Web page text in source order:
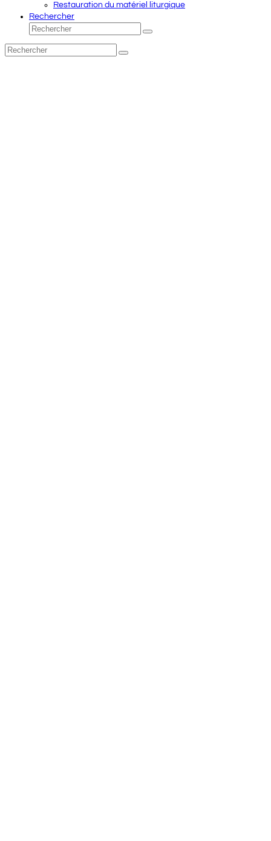
Restauration du matériel liturgique
Rechercher
Rechercher
Envoyer
Rechercher
Envoyer